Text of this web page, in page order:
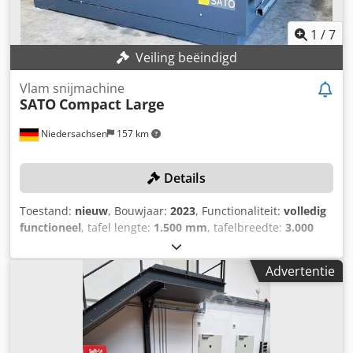
1 /7
Veiling beëindigd
Niedersachsen 157 km
Vlam snijmachine
SATO Compact Large
Details
Toestand: nieuw, Bouwjaar: 2023, Functionaliteit: volledig
functioneel, tafel lengte: 1.500 mm, tafelbreedte: 3.000
, werkstukhoogte (max.):150 mm
CNC-besturing, TECHNISCHE SPECIFICATIES Maximale
werkstukdikte: 150 mm Plasmasnijbereik: 0,5 tot 60 mm
Aanbevolen snijbereik: 0,5 tot 40 mm Maximale
inboordiepte: 30 mm Tafelbreedte: 3.000 mm Tafellengte:
1.500 mm Lasbranders: 1 Snelheid: 20.000 mm/min
Hoogteverstelling: 400 mm MACHINE SPECIFICATIES
Advertentie